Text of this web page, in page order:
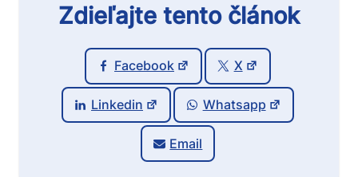
Zdieľajte tento článok
Facebook X
Linkedin Whatsapp
Email